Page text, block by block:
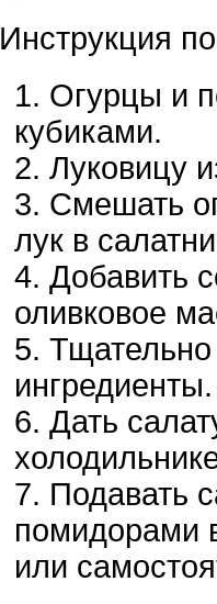
Инструкция
Огурцы и
кубиками.
Луковицу
Смешать
лук в
Добавить
оливковое
ингредиенты.
Дать
Подавать
помидорами
или